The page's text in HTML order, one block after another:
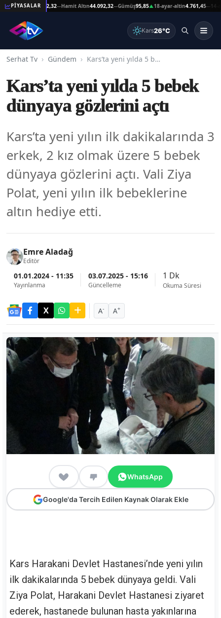
PİYASALAR
Altın44.092,32 —Hamit Altın 44.092,32—Gümüş95,85▲18-ayar-altin4.761,45—14-ayar-
Kars26°C
Serhat Tv Gündem Kars’ta yeni yılda 5 bebek dünyaya gözlerini açtı
Kars’ta yeni yılda 5 bebek
dünyaya gözlerini açtı
Kars’ta yeni yılın ilk dakikalarında 3
erkek, 2 kız olmak üzere 5 bebek
dünyaya gözlerini açtı. Vali Ziya
Polat, yeni yılın ilk bebeklerine
altın hediye etti.
Emre Aladağ
Editör
01.01.2024 - 11:35
Yayınlanma
03.07.2025 - 15:16
Güncelleme
1 Dk
Okuma Süresi
A- A+
WhatsApp
Google'da Tercih Edilen Kaynak Olarak Ekle
Kars Harakani Devlet Hastanesi’nde yeni yılın
ilk dakikalarında 5 bebek dünyaya geldi. Vali
Ziya Polat, Harakani Devlet Hastanesi ziyaret
ederek, hastanede bulunan hasta yakınlarına